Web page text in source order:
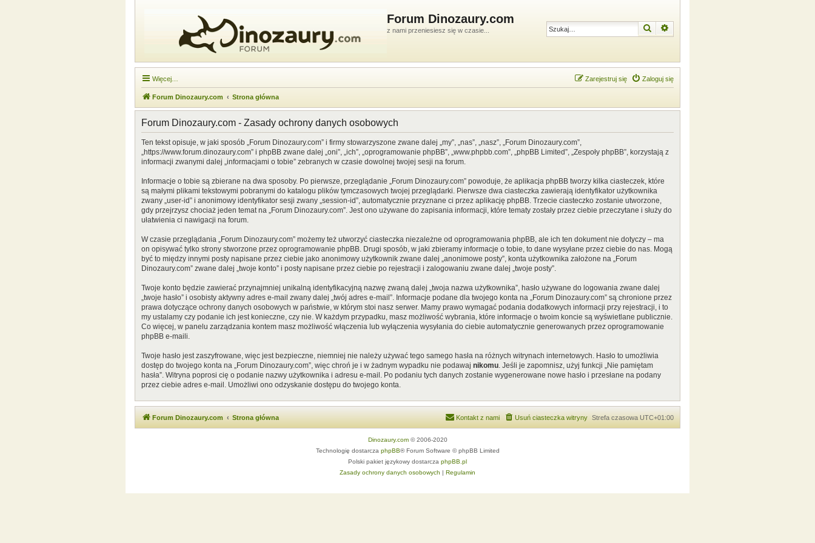
Forum Dinozaury.com
z nami przeniesiesz się w czasie... Szukaj
Więcej… Zaloguj się
Zarejestruj się
Forum Dinozaury.com Strona główna
Forum Dinozaury.com - Zasady ochrony danych osobowych
Ten tekst opisuje, w jaki sposób „Forum Dinozaury.com” i firmy stowarzyszone zwane dalej „my”, „nas”, „nasz”, „Forum Dinozaury.com”,
„https://www.forum.dinozaury.com” i phpBB zwane dalej „oni”, „ich”, „oprogramowanie phpBB”, „www.phpbb.com”, „phpBB Limited”, „Zespoły phpBB”, korzystają z
informacji zwanymi dalej „informacjami o tobie” zebranych w czasie dowolnej twojej sesji na forum.
Informacje o tobie są zbierane na dwa sposoby. Po pierwsze, przeglądanie „Forum Dinozaury.com” powoduje, że aplikacja phpBB tworzy kilka ciasteczek, które
są małymi plikami tekstowymi pobranymi do katalogu plików tymczasowych twojej przeglądarki. Pierwsze dwa ciasteczka zawierają identyfikator użytkownika
zwany „user-id” i anonimowy identyfikator sesji zwany „session-id”, automatycznie przyznane ci przez aplikację phpBB. Trzecie ciasteczko zostanie utworzone,
gdy przejrzysz chociaż jeden temat na „Forum Dinozaury.com”. Jest ono używane do zapisania informacji, które tematy zostały przez ciebie przeczytane i służy do
ułatwienia ci nawigacji na forum.
W czasie przeglądania „Forum Dinozaury.com” możemy też utworzyć ciasteczka niezależne od oprogramowania phpBB, ale ich ten dokument nie dotyczy – ma
on opisywać tylko strony stworzone przez oprogramowanie phpBB. Drugi sposób, w jaki zbieramy informacje o tobie, to dane wysyłane przez ciebie do nas. Mogą
być to między innymi posty napisane przez ciebie jako anonimowy użytkownik zwane dalej „anonimowe posty”, konta użytkownika założone na „Forum
Dinozaury.com” zwane dalej „twoje konto” i posty napisane przez ciebie po rejestracji i zalogowaniu zwane dalej „twoje posty”.
Twoje konto będzie zawierać przynajmniej unikalną identyfikacyjną nazwę zwaną dalej „twoja nazwa użytkownika”, hasło używane do logowania zwane dalej
„twoje hasło” i osobisty aktywny adres e-mail zwany dalej „twój adres e-mail”. Informacje podane dla twojego konta na „Forum Dinozaury.com” są chronione przez
prawa dotyczące ochrony danych osobowych w państwie, w którym stoi nasz serwer. Mamy prawo wymagać podania dodatkowych informacji przy rejestracji, i to
my ustalamy czy podanie ich jest konieczne, czy nie. W każdym przypadku, masz możliwość wybrania, które informacje o twoim koncie są wyświetlane publicznie.
Co więcej, w panelu zarządzania kontem masz możliwość włączenia lub wyłączenia wysyłania do ciebie automatycznie generowanych przez oprogramowanie
phpBB e-maili.
Twoje hasło jest zaszyfrowane, więc jest bezpieczne, niemniej nie należy używać tego samego hasła na różnych witrynach internetowych. Hasło to umożliwia
dostęp do twojego konta na „Forum Dinozaury.com”, więc chroń je i w żadnym wypadku nie podawaj nikomu. Jeśli je zapomnisz, użyj funkcji „Nie pamiętam
hasła”. Witryna poprosi cię o podanie nazwy użytkownika i adresu e-mail. Po podaniu tych danych zostanie wygenerowane nowe hasło i przesłane na podany
przez ciebie adres e-mail. Umożliwi ono odzyskanie dostępu do twojego konta.
Forum Dinozaury.com Strona główna Strefa czasowa UTC+01:00
Usuń ciasteczka witryny
Kontakt z nami
Dinozaury.com© 2006-2020
Technologię dostarcza phpBB® Forum Software © phpBB Limited
Polski pakiet językowy dostarcza phpBB.pl
Zasady ochrony danych osobowych | Regulamin